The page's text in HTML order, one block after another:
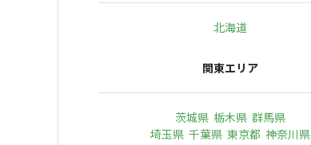
北海道
関東エリア
茨城県 栃木県 群馬県
埼玉県 千葉県 東京都 神奈川県